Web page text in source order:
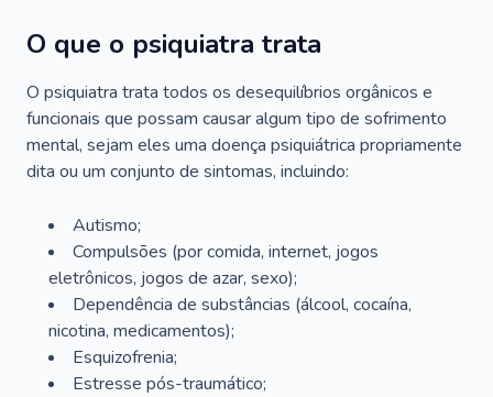
O que o psiquiatra trata
O psiquiatra trata todos os desequilíbrios orgânicos e
funcionais que possam causar algum tipo de sofrimento
mental, sejam eles uma doença psiquiátrica propriamente
dita ou um conjunto de sintomas, incluindo:
Autismo;
Compulsões (por comida, internet, jogos
eletrônicos, jogos de azar, sexo);
Dependência de substâncias (álcool, cocaína,
nicotina, medicamentos);
Esquizofrenia;
Estresse pós-traumático;